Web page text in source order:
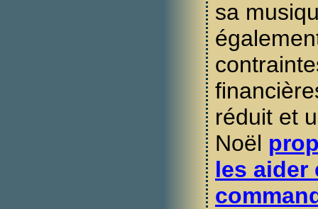
sa
réduit et
Noël
les aider